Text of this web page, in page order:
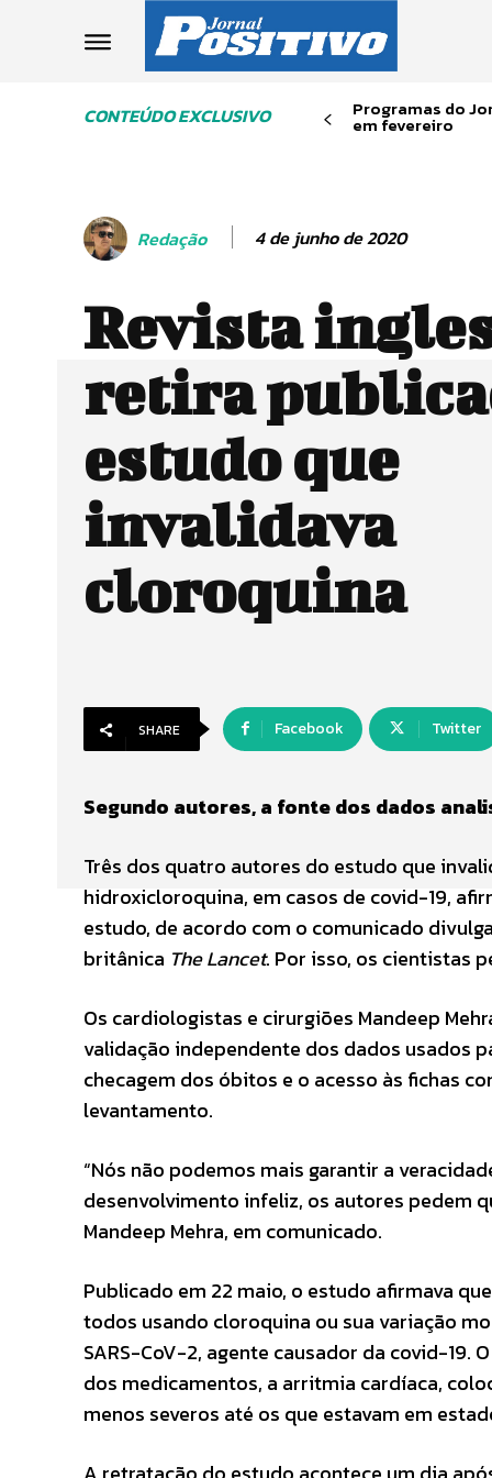
CONTEÚDO EXCLUSIVO Programas do
em fevereiro
Redação 4 de junho de 2020
Revista
retira
estudo que
invalidava
cloroquina
SHARE Facebook Twitter
Segundo autores, a fonte dos dados
Três dos quatro autores do estudo que
hidroxicloroquina, em casos de covid-19,
estudo, de acordo com o comunicado
britânica The Lancet. Por isso, os cientistas
Os cardiologistas e cirurgiões Mandeep
validação independente dos dados usados
checagem dos óbitos e o acesso às fichas
levantamento.
“Nós não podemos mais garantir a
desenvolvimento infeliz, os autores pedem
Mandeep Mehra, em comunicado.
Publicado em 22 maio, o estudo afirmava
todos usando cloroquina ou sua variação
SARS-CoV-2, agente causador da covid-
dos medicamentos, a arritmia cardíaca,
menos severos até os que estavam em